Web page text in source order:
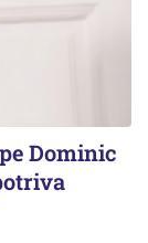
Dominic